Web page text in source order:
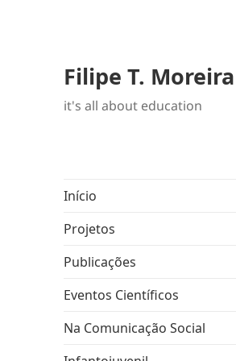
Filipe T. Moreira
it's all about education
Início
Projetos
Publicações
Eventos Científicos
Na Comunicação Social